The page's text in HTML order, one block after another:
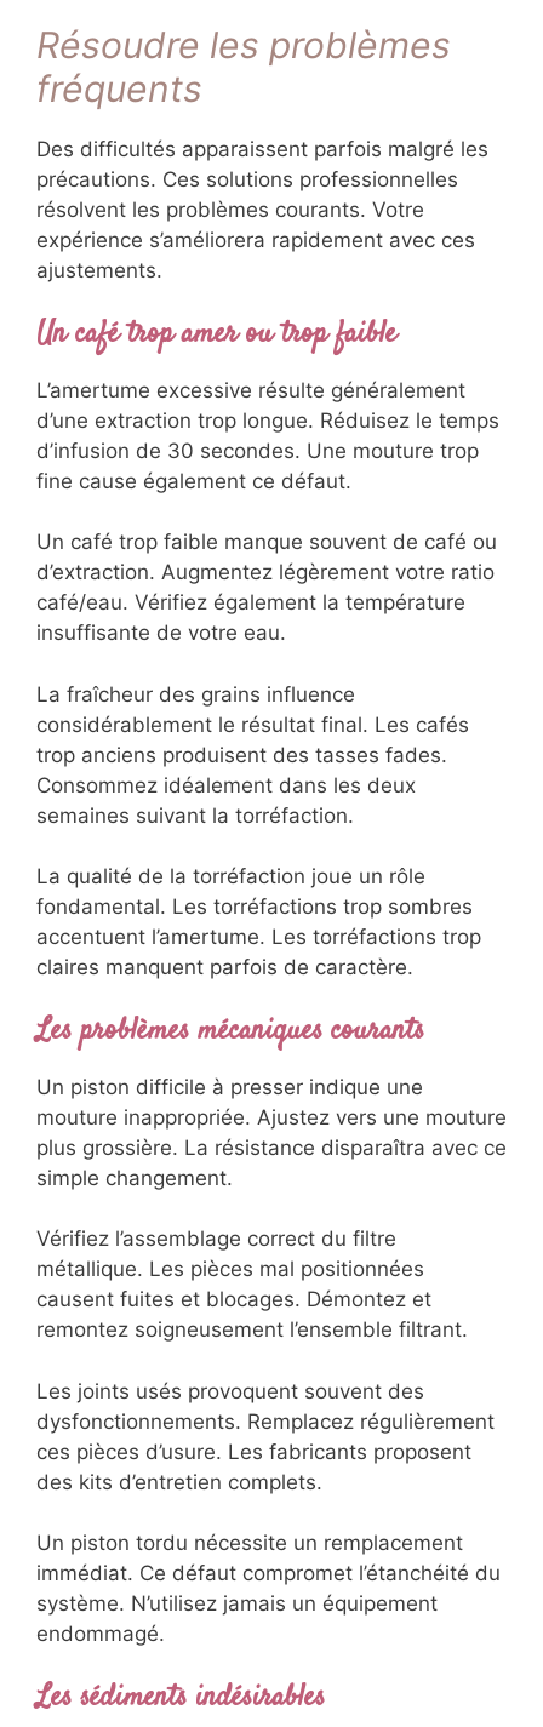
Résoudre les problèmes
fréquents
Des difficultés apparaissent parfois malgré les
précautions. Ces solutions professionnelles
résolvent les problèmes courants. Votre
expérience s’améliorera rapidement avec ces
ajustements.
Un café trop amer ou trop faible
L’amertume excessive résulte généralement
d’une extraction trop longue. Réduisez le temps
d’infusion de 30 secondes. Une mouture trop
fine cause également ce défaut.
Un café trop faible manque souvent de café ou
d’extraction. Augmentez légèrement votre ratio
café/eau. Vérifiez également la température
insuffisante de votre eau.
La fraîcheur des grains influence
considérablement le résultat final. Les cafés
trop anciens produisent des tasses fades.
Consommez idéalement dans les deux
semaines suivant la torréfaction.
La qualité de la torréfaction joue un rôle
fondamental. Les torréfactions trop sombres
accentuent l’amertume. Les torréfactions trop
claires manquent parfois de caractère.
Les problèmes mécaniques courants
Un piston difficile à presser indique une
mouture inappropriée. Ajustez vers une mouture
plus grossière. La résistance disparaîtra avec ce
simple changement.
Vérifiez l’assemblage correct du filtre
métallique. Les pièces mal positionnées
causent fuites et blocages. Démontez et
remontez soigneusement l’ensemble filtrant.
Les joints usés provoquent souvent des
dysfonctionnements. Remplacez régulièrement
ces pièces d’usure. Les fabricants proposent
des kits d’entretien complets.
Un piston tordu nécessite un remplacement
immédiat. Ce défaut compromet l’étanchéité du
système. N’utilisez jamais un équipement
endommagé.
Les sédiments indésirables